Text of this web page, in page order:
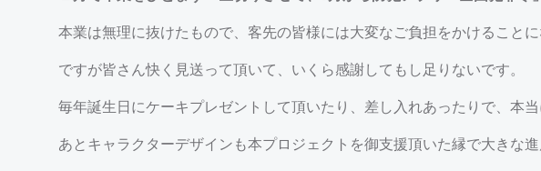
本業は無理に抜けたもので、客先の皆様には大変なご負担をかけることに
ですが皆さん快く見送って頂いて、いくら感謝してもし足りないです。
毎年誕生日にケーキプレゼントして頂いたり、差し入れあったりで、本当
あとキャラクターデザインも本プロジェクトを御支援頂いた縁で大きな進